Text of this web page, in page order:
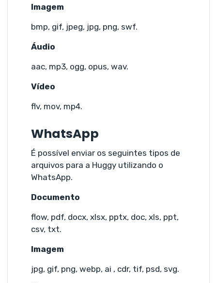
Imagem
bmp, gif, jpeg, jpg, png, swf.
Áudio
aac, mp3, ogg, opus, wav.
Vídeo
flv, mov, mp4.
WhatsApp
É possível enviar os seguintes tipos de
arquivos para a Huggy utilizando o
WhatsApp.
Documento
flow, pdf, docx, xlsx, pptx, doc, xls, ppt,
csv, txt.
Imagem
jpg, gif, png, webp, ai , cdr, tif, psd, svg.